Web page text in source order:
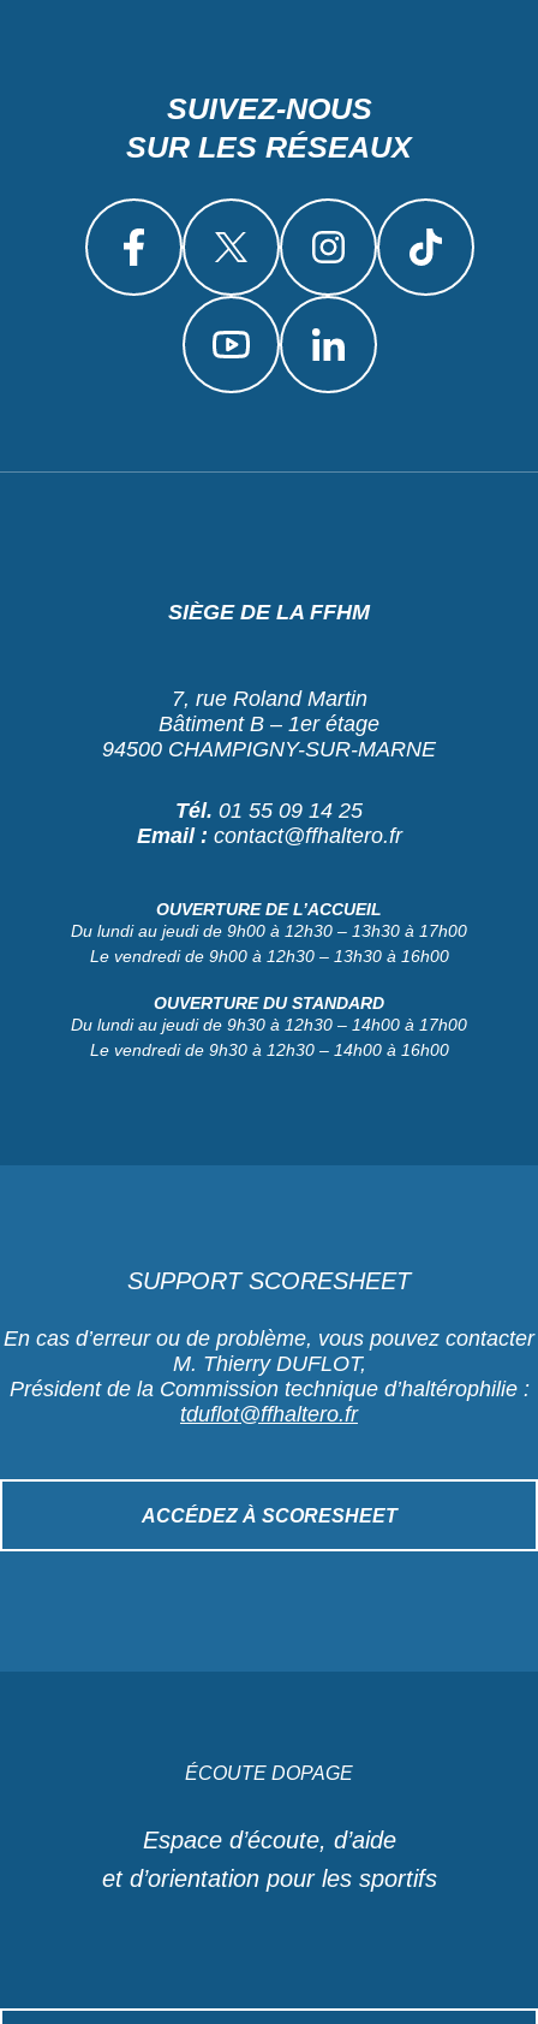
SUIVEZ-NOUS
SUR LES RÉSEAUX
SIÈGE DE LA FFHM
7, rue Roland Martin
Bâtiment B – 1er étage
94500 CHAMPIGNY-SUR-MARNE
Tél. 01 55 09 14 25
Email : contact@ffhaltero.fr
OUVERTURE DE L’ACCUEIL
Du lundi au jeudi de 9h00 à 12h30 – 13h30 à 17h00
Le vendredi de 9h00 à 12h30 – 13h30 à 16h00
OUVERTURE DU STANDARD
Du lundi au jeudi de 9h30 à 12h30 – 14h00 à 17h00
Le vendredi de 9h30 à 12h30 – 14h00 à 16h00
SUPPORT SCORESHEET
En cas d’erreur ou de problème, vous pouvez contacter
M. Thierry DUFLOT,
Président de la Commission technique d’haltérophilie :
tduflot@ffhaltero.fr
ACCÉDEZ À SCORESHEET
ÉCOUTE DOPAGE
Espace d’écoute, d’aide
et d’orientation pour les sportifs